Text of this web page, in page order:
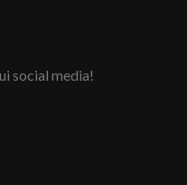
social media!